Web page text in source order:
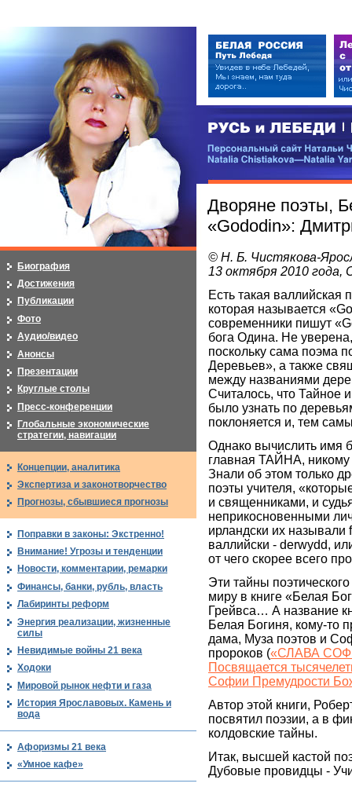
РУСЬ и ЛЕБЕДИ | RUSI —
Персональный сайт Натальи
Дворяне поэты,
«Godоdin»:
© Н. Б. Чистякова-
13 октября 2010 года,
Есть такая валлийская
которая называется
современники пишут
бога Одина. Не
поскольку сама поэма
Деревьев», а также
между названиями
Считалось, что Тайное
было узнать по
поклоняется и, тем
Однако вычислить имя
главная ТАЙНА, никому
Знали об этом только
поэты учителя,
и священниками, и
неприкосновенными
ирландски их называли
валлийски - derwydd,
от чего скорее всего
Эти тайны
миру в книге «Белая
Грейвса… А название
Белая Богиня, кому-то
дама, Муза поэтов и
пророков («СЛАВА
Посвящается
Софии Премудрости
Автор этой книги,
посвятил поэзии, а в
колдовские тайны.
Итак, высшей кастой
Дубовые провидцы -
Биография
Достижения
Публикации
Фото
Аудио/видео
Анонсы
Презентации
Круглые столы
Пресс-конференции
Глобальные экономические
стратегии, навигации
Концепции, аналитика
Экспертиза и законотворчество
Прогнозы, сбывшиеся прогнозы
Поправки в законы: Экстренно!
Внимание! Угрозы и тенденции
Новости, комментарии, ремарки
Финансы, банки, рубль, власть
Лабиринты реформ
Энергия реализации, жизненные
силы
Невидимые войны 21 века
Ходоки
Мировой рынок нефти и газа
История Ярославовых. Камень и
вода
Афоризмы 21 века
«Умное кафе»